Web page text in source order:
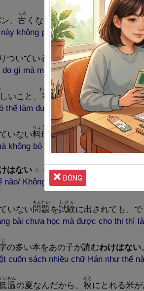
、 古
ふる
くない？」/ 「古い わけないよ
không phải cũ đấy chứ?” / “Cũ là
いている 彼
Nghĩa: Bên kia, kẻ khác, đối
phương
が、みんなに 信 用
しんよう
され
gì mà một người toàn nói dối như
しいこと、 私
わたし
に出 来
でき
るわけがない。
làm được việc khó thế này.
いない料理
りょうり
なんておいしいわけが
không bỏ muối vào thì sao mà ngon
はない= そんなわけ ( が ) ない 。
Không thể như thế được.
いない問 題
もんだい
を試験
しけん
に出 されても、
bài chưa học mà được cho thi thì
の多い本をあの子が読むわけはない。
cuốn sách nhiều chữ Hán như thế
温
いおん
の夏 なんだから、 秋
あき
にとれる米
ĐÓNG